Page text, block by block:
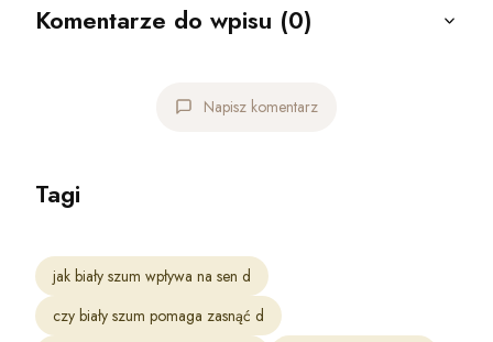
Komentarze do wpisu (0)
Napisz komentarz
Tagi
jak biały szum wpływa na sen d
czy biały szum pomaga zasnąć d